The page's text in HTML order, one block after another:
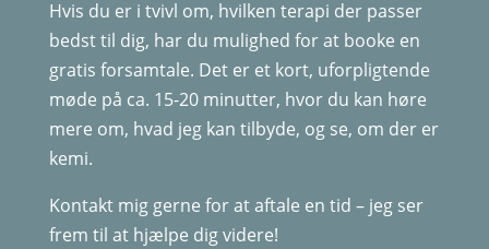
Hvis du er i tvivl om, hvilken terapi der passer
bedst til dig, har du mulighed for at booke en
gratis forsamtale. Det er et kort, uforpligtende
møde på ca. 15-20 minutter, hvor du kan høre
mere om, hvad jeg kan tilbyde, og se, om der er
kemi.
Kontakt mig gerne for at aftale en tid – jeg ser
frem til at hjælpe dig videre!